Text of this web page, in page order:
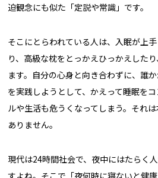
迫観念にも似た「定説や常識」です。
そこにとらわれている人は、入眠が上
り、高級な枕をとっかえひっかえした
ます。自分の心身と向き合わずに、誰
を実践しようとして、かえって睡眠を
ルや生活も危うくなってしまう。それ
ありません。
現代は24時間社会で、夜中にはたらく
すよね。そこで「夜何時に寝ないと健